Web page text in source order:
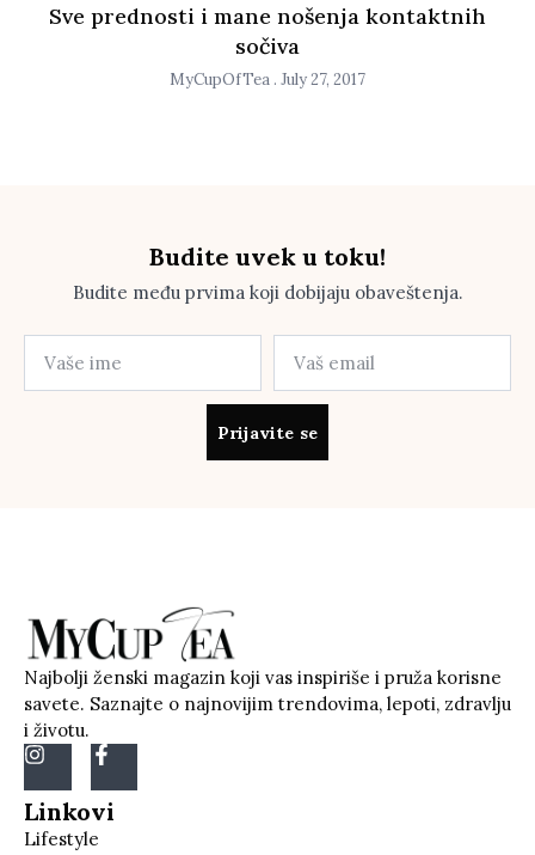
Sve prednosti i mane nošenja kontaktnih
sočiva
MyCupOfTea July 27, 2017
Budite uvek u toku!
Budite među prvima koji dobijaju obaveštenja.
Prijavite se
Najbolji ženski magazin koji vas inspiriše i pruža korisne
savete. Saznajte o najnovijim trendovima, lepoti, zdravlju
i životu.
Linkovi
Lifestyle